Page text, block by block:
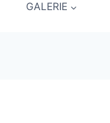
GALERIE